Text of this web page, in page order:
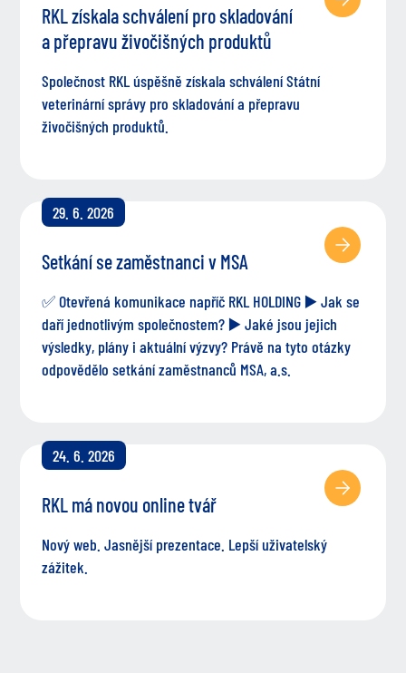
RKL získala schválení pro skladování
a přepravu živočišných produktů
Společnost RKL úspěšně získala schválení Státní
veterinární správy pro skladování a přepravu
živočišných produktů.
29. 6. 2026
Setkání se zaměstnanci v MSA
✅ Otevřená komunikace napříč RKL HOLDING ▶️ Jak se
daří jednotlivým společnostem? ▶️ Jaké jsou jejich
výsledky, plány i aktuální výzvy? Právě na tyto otázky
odpovědělo setkání zaměstnanců MSA, a.s.
24. 6. 2026
RKL má novou online tvář
Nový web. Jasnější prezentace. Lepší uživatelský
zážitek.